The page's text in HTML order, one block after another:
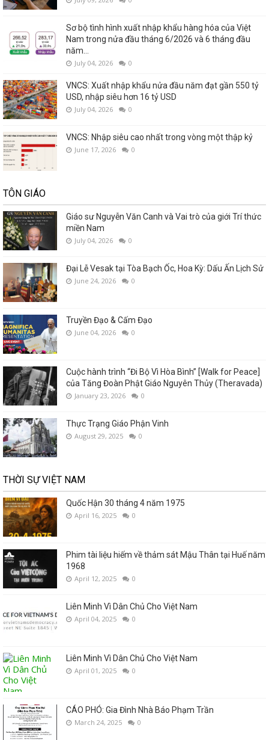
Sơ bộ tình hình xuất nhập khẩu hàng hóa của Việt
Nam trong nửa đầu tháng 6/2026 và 6 tháng đầu
năm...
July 04, 2026 0
VNCS: Xuất nhập khẩu nửa đầu năm đạt gần 550 tỷ
USD, nhập siêu hơn 16 tỷ USD
July 04, 2026 0
VNCS: Nhập siêu cao nhất trong vòng một thập kỷ
June 17, 2026 0
TÔN GIÁO
Giáo sư Nguyễn Văn Canh và Vai trò của giới Trí thức
miền Nam
July 04, 2026 0
Đại Lễ Vesak tại Tòa Bạch Ốc, Hoa Kỳ: Dấu Ấn Lịch Sử
June 24, 2026 0
Truyền Đạo & Cấm Đạo
June 04, 2026 0
Cuộc hành trình “Đi Bộ Vì Hòa Bình” [Walk for Peace]
của Tăng Đoàn Phật Giáo Nguyên Thủy (Theravada)
January 23, 2026 0
Thực Trạng Giáo Phận Vinh
August 29, 2025 0
THỜI SỰ VIỆT NAM
Quốc Hận 30 tháng 4 năm 1975
April 16, 2025 0
Phim tài liệu hiếm về thảm sát Mậu Thân tại Huế năm
1968
April 12, 2025 0
Liên Minh Vì Dân Chủ Cho Việt Nam
April 04, 2025 0
Liên Minh Vì Dân Chủ Cho Việt Nam
April 01, 2025 0
CÁO PHÓ: Gia Đình Nhà Báo Phạm Trần
March 24, 2025 0